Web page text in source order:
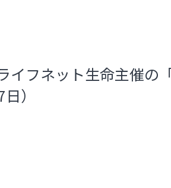
イフネット生命主催の
）